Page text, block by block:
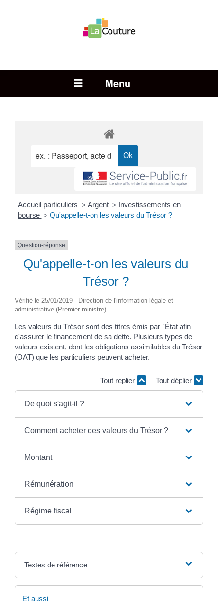
Open Menu
Accueil particuliers > Argent > Investissements en
bourse > Qu'appelle-t-on les valeurs du Trésor ?
Question-réponse
Qu'appelle-t-on les valeurs du
Trésor ?
Vérifié le 25/01/2019 - Direction de l'information légale et
administrative (Premier ministre)
Les valeurs du Trésor sont des titres émis par l'État afin
d'assurer le financement de sa dette. Plusieurs types de
valeurs existent, dont les obligations assimilables du Trésor
(OAT) que les particuliers peuvent acheter.
Tout replier Tout déplier
De quoi s'agit-il ?
Comment acheter des valeurs du Trésor ?
Montant
Rémunération
Régime fiscal
Textes de référence
Et aussi